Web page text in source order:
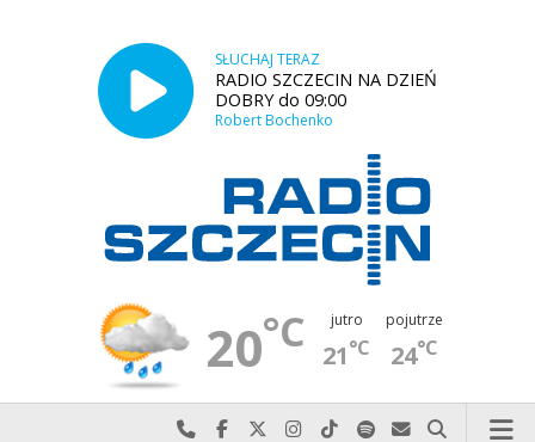
SŁUCHAJ TERAZ
RADIO SZCZECIN NA DZIEŃ
DOBRY do 09:00
Robert Bochenko
20°C jutro
21°C
pojutrze
24°C
Najlepiej po prostu do nas zadzwoń
Odwiedź nas na Facebook-u
Odwiedź nas na X
Odwiedź nas na Instagram-ie
Odwiedź nas na TikTok-u
Szukaj nas na Spotify
Wyślij do nas
Szukaj